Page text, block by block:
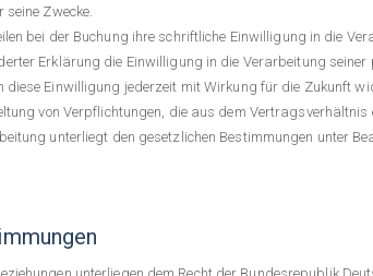
Zwecke.
bei der Buchung ihre schriftliche Einwilligung in die
Erklärung die Einwilligung in die Verarbeitung seiner
diese Einwilligung jederzeit mit Wirkung für die Zukunft
von Verpflichtungen, die aus dem
unterliegt den gesetzlichen Bestimmungen unter